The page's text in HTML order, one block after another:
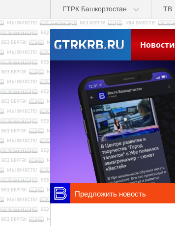
Перейти к основному содержанию
ГТРК Башкортостан ТВ
Новости
Предложить новость